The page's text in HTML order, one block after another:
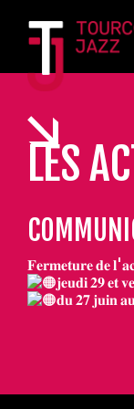
LES
𝐅𝐞𝐫𝐦𝐞𝐭𝐮𝐫𝐞 𝐝𝐞
𝐣𝐞𝐮𝐝𝐢 𝟐𝟗 𝐞𝐭
𝐝𝐮 𝟐𝟕 𝐣𝐮𝐢𝐧